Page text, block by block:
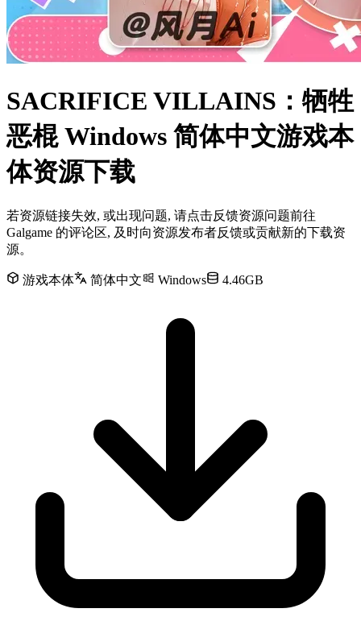
SACRIFICE VILLAINS：牺牲
恶棍 Windows 简体中文游戏本
体资源下载
若资源链接失效, 或出现问题, 请点击反馈资源问题前往
Galgame 的评论区, 及时向资源发布者反馈或贡献新的下载资
源。
游戏本体 简体中文 Windows 4.46GB